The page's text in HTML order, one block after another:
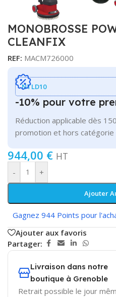
MONOBROSSE
CLEANFIX
REF: MACM726000
NTLD10
-10% pour votre
Réduction applicable dès
promotion et hors catégorie
944,00 € HT
- +
Ajouter
Gagnez 944 Points pour
Ajouter aux favoris
Partager:
Livraison dans notre
boutique à Grenoble
Retrait possible le jour